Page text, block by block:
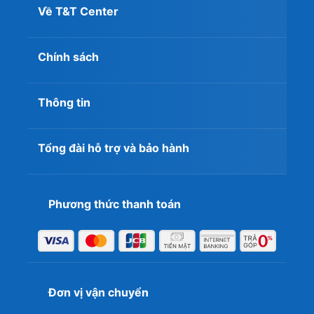
Thực tế cho thấy hiệu năng đồ họa của các dòng card
này tương đương các phiên bản từ những hãng lớn có
liệu kiểm tra tốc độ khung hình trung bình trên các tựa
Mã Sản Phẩm
FIFA
Online
(Full
Về T&T Center
Chính sách
Thông tin
Tổng đài hỗ trợ và bảo hành
Phương thức thanh toán
Đơn vị vận chuyển